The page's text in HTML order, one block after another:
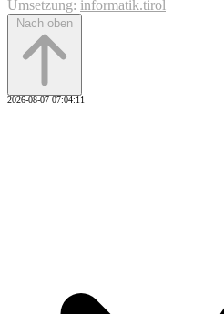
Umsetzung: informatik.tirol
Nach oben
2026-08-07 07:04:11